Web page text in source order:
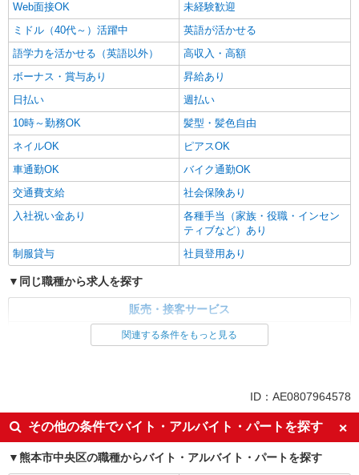
Web面接OK
未経験歓迎
ミドル（40代～）活躍中
英語が活かせる
語学力を活かせる（英語以外）
高収入・高額
ボーナス・賞与あり
昇給あり
日払い
週払い
10時～勤務OK
髪型・髪色自由
ネイルOK
ピアスOK
車通勤OK
バイク通勤OK
交通費支給
社会保険あり
入社祝い金あり
各種手当（家族・役職・インセン
ティブなど）あり
制服貸与
社員登用あり
同じ職種から求人を探す
販売・接客サービス
英語が活かせる
ボーナス・賞与あり
日払い
車通勤OK
交通費支給
社会保険あり
関連する条件をもっと見る
ID：AE0807964578
その他の条件でバイト・アルバイト・パートを探す
熊本市中央区の職種からバイト・アルバイト・パートを探す